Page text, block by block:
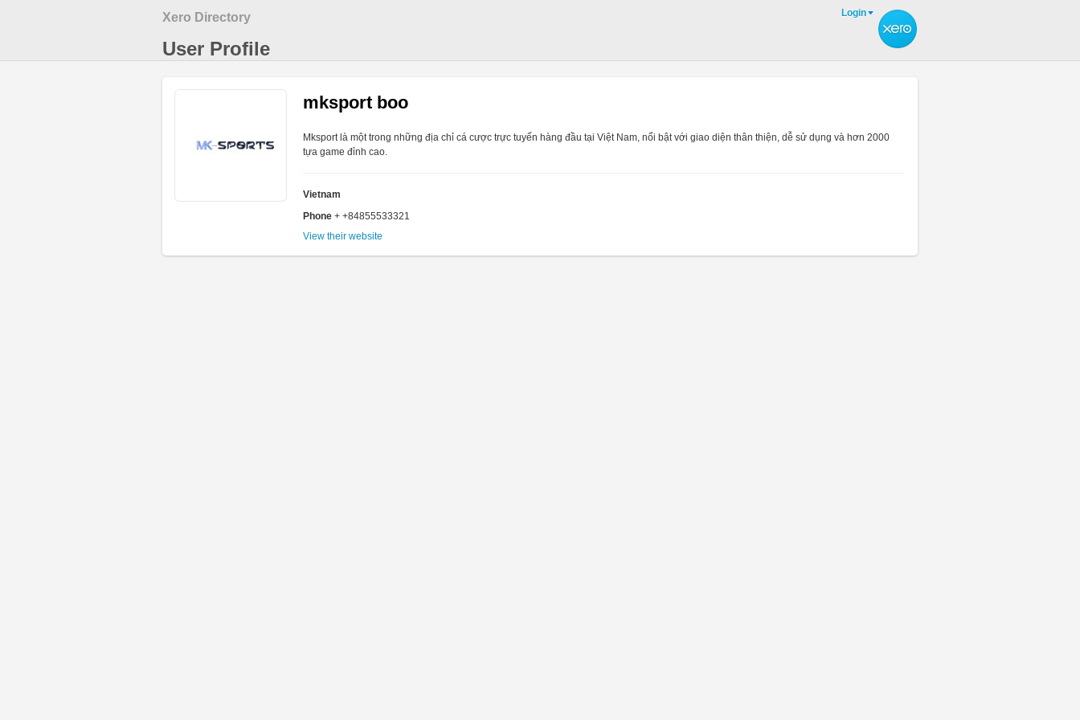
Xero Directory
User Profile
Login
mksport boo
Mksport là một trong những địa chỉ cá cược trực tuyến hàng đầu tại Việt Nam, nổi bật với giao diện thân thiện, dễ sử dụng và hơn 2000
tựa game đỉnh cao.
Vietnam
Phone + +84855533321
View their website